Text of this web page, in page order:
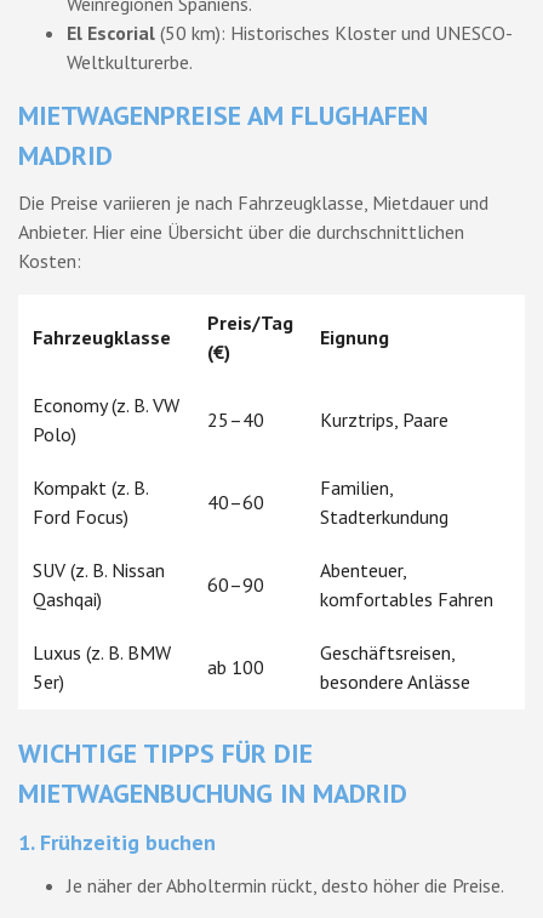
El Escorial (50 km): Historisches Kloster und UNESCO-
Weltkulturerbe.
MIETWAGENPREISE AM FLUGHAFEN
MADRID
Die Preise variieren je nach Fahrzeugklasse, Mietdauer und
Anbieter. Hier eine Übersicht über die durchschnittlichen
Kosten:
Fahrzeugklasse
Preis/Tag
(€)
Eignung
Economy (z. B. VW
Polo)
25–40 Kurztrips, Paare
Kompakt (z. B.
Ford Focus)
40–60
Familien,
Stadterkundung
SUV (z. B. Nissan
Qashqai)
60–90
Abenteuer,
komfortables Fahren
Luxus (z. B. BMW
5er)
ab 100
Geschäftsreisen,
besondere Anlässe
WICHTIGE TIPPS FÜR DIE
MIETWAGENBUCHUNG IN MADRID
1. Frühzeitig buchen
Je näher der Abholtermin rückt, desto höher die Preise.